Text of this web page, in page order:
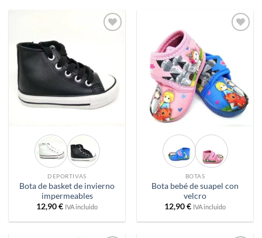
22,00 €.
DEPORTIVAS
Bota de basket de invierno
impermeables
12,90€ IVA incluido
BOTAS
Bota bebé de suapel con
velcro
12,90€ IVA incluido